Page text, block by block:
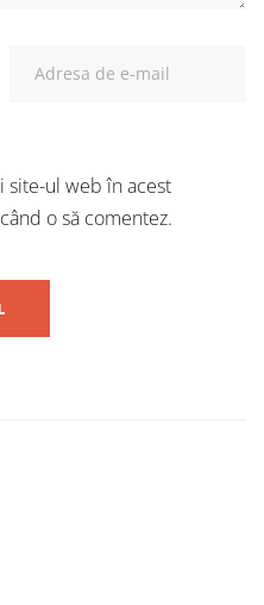
site-ul web în acest
o să comentez.